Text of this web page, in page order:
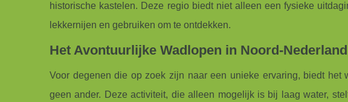
historische kastelen. Deze regio biedt niet alleen een fysieke
lekkernijen en gebruiken om te ontdekken.
Het Avontuurlijke Wadlopen in Noord-Nederland
Voor degenen die op zoek zijn naar een unieke ervaring, biedt
geen ander. Deze activiteit, die alleen mogelijk is bij laag water,